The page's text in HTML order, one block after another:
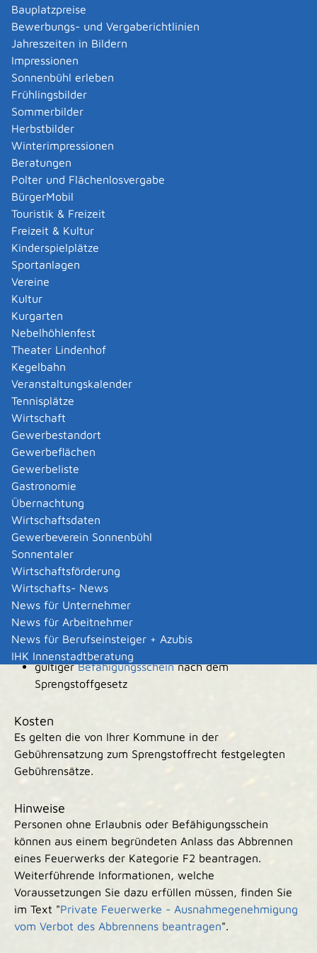
Bauplatzpreise
Bewerbungs- und Vergaberichtlinien
Jahreszeiten in Bildern
Impressionen
Sonnenbühl erleben
Frühlingsbilder
Sommerbilder
Herbstbilder
Winterimpressionen
Beratungen
Polter und Flächenlosvergabe
BürgerMobil
Touristik & Freizeit
Freizeit & Kultur
Kinderspielplätze
Sportanlagen
Vereine
Kultur
Kurgarten
Nebelhöhlenfest
Theater Lindenhof
Kegelbahn
Veranstaltungskalender
Tennisplätze
Wirtschaft
Gewerbestandort
Gewerbeflächen
Gewerbeliste
Gastronomie
Übernachtung
Wirtschaftsdaten
Gewerbeverein Sonnenbühl
Sonnentaler
Wirtschaftsförderung
Wirtschafts- News
News für Unternehmer
News für Arbeitnehmer
News für Berufseinsteiger + Azubis
IHK Innenstadtberatung
Nummer und Datum der Erlaubnisbescheide
beziehungsweise des Befähigungsscheines und die
ausstellende Behörde,
Ort, Art und Umfang sowie Beginn und Ende des
Feuerwerks,
Art und Beschreibung
Bodenfeuerwerk, Raketen, Kaliber von
Kugelbomben, Zylinderbomben oder Bombetten)
Entfernungen zu besonders brandempfindlichen
Gebäuden und Anlagen innerhalb des größten
Schutzabstandes,
die von Ihnen geplanten Sicherungsmaßnahmen,
vor allem Absperrmaßnahmen und sonstige
Vorkehrungen zum Schutze der Nachbarschaft und
der Allgemeinheit.
Viele Städte und Gemeinden bieten Ihnen im Internet
ein Formular an. Sofern die für Sie zuständige Behörde
kein Formular anbietet, können Sie die Anzeige auch
formlos unter Angabe aller oben genannten
Informationen erstatten.
Fristen
mindestens zwei Wochen, bevor Sie das Feuerwerk
abbrennen möchten
im Einzelfall vier Wochen, wenn Sie das Feuerwerk
abbrennen möchten in der unmittelbaren Nähe
von:
Eisenbahnanlagen
Flughäfen
Bundeswasserstraßen
Seeschifffahrtsstraßen
Erforderliche Unterlagen
gültige Erlaubnis nach dem Sprengstoffgesetz
nicht gewerblich
gewerblich
oder
gültigerBefähigungsscheinnach dem
Sprengstoffgesetz
Kosten
Es gelten die von Ihrer Kommune in der
Gebührensatzung zum Sprengstoffrecht festgelegten
Gebührensätze.
Hinweise
Personen ohne Erlaubnis oder Befähigungsschein
können aus einem begründeten Anlass das Abbrennen
eines Feuerwerks der Kategorie F2 beantragen.
Weiterführende Informationen, welche
Voraussetzungen Sie dazu erfüllen müssen, finden Sie
im Text "Private Feuerwerke - Ausnahmegenehmigung
vom Verbot des Abbrennens beantragen".